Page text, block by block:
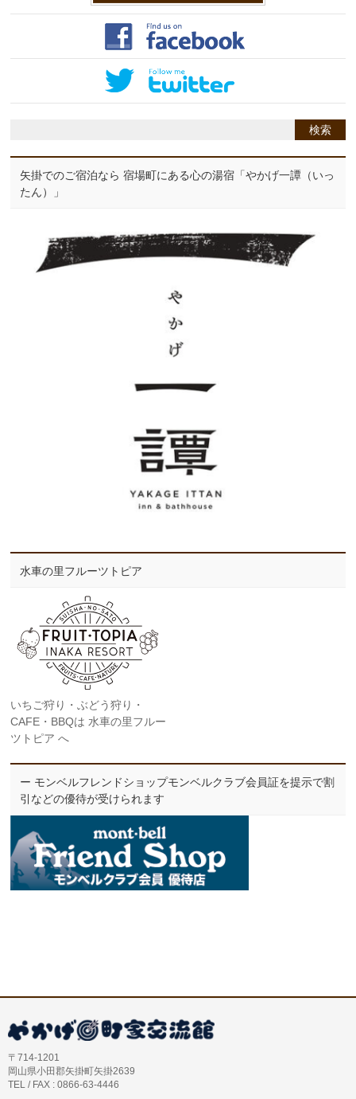
矢掛でのご宿泊なら 宿場町にある心の湯宿「やかげ一譚（いっ
たん）」
水車の里フルーツトピア
いちご狩り・ぶどう狩り・
CAFE・BBQは 水車の里フルー
ツトピア へ
ー モンベルフレンドショップモンベルクラブ会員証を提示で割
引などの優待が受けられます
〒714-1201
岡山県小田郡矢掛町矢掛2639
TEL / FAX : 0866-63-4446